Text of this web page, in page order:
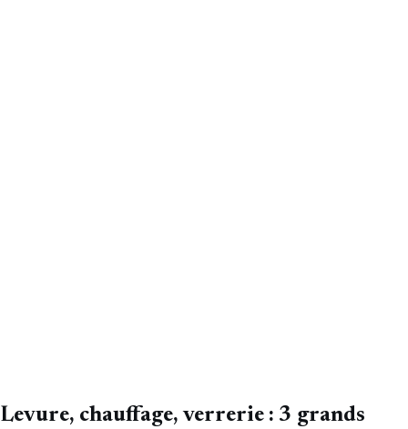
Levure, chauffage, verrerie : 3 grands